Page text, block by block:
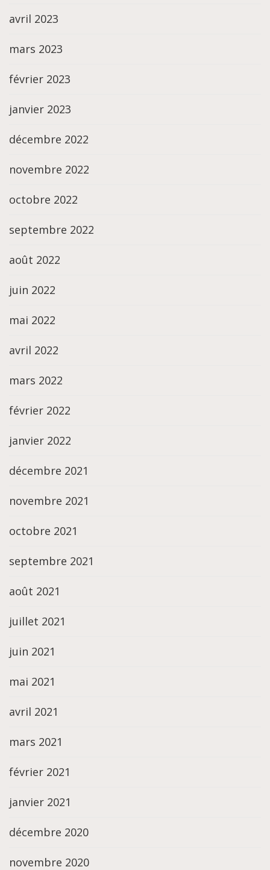
avril 2023
mars 2023
février 2023
janvier 2023
décembre 2022
novembre 2022
octobre 2022
septembre 2022
août 2022
juin 2022
mai 2022
avril 2022
mars 2022
février 2022
janvier 2022
décembre 2021
novembre 2021
octobre 2021
septembre 2021
août 2021
juillet 2021
juin 2021
mai 2021
avril 2021
mars 2021
février 2021
janvier 2021
décembre 2020
novembre 2020